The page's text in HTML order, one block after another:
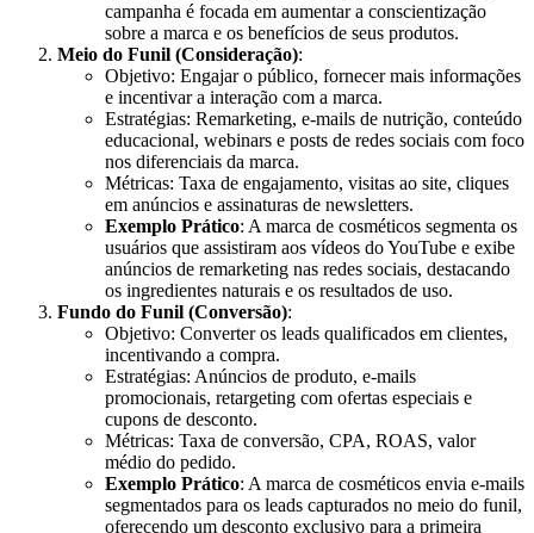
campanha é focada em aumentar a conscientização
sobre a marca e os benefícios de seus produtos.
Meio do Funil (Consideração):
Objetivo: Engajar o público, fornecer mais informações
e incentivar a interação com a marca.
Estratégias: Remarketing, e-mails de nutrição, conteúdo
educacional, webinars e posts de redes sociais com foco
nos diferenciais da marca.
Métricas: Taxa de engajamento, visitas ao site, cliques
em anúncios e assinaturas de newsletters.
Exemplo Prático: A marca de cosméticos segmenta os
usuários que assistiram aos vídeos do YouTube e exibe
anúncios de remarketing nas redes sociais, destacando
os ingredientes naturais e os resultados de uso.
Fundo do Funil (Conversão):
Objetivo: Converter os leads qualificados em clientes,
incentivando a compra.
Estratégias: Anúncios de produto, e-mails
promocionais, retargeting com ofertas especiais e
cupons de desconto.
Métricas: Taxa de conversão, CPA, ROAS, valor
médio do pedido.
Exemplo Prático: A marca de cosméticos envia e-mails
segmentados para os leads capturados no meio do funil,
oferecendo um desconto exclusivo para a primeira